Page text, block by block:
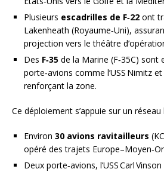
Plusieurs escadrilles de F‑22 ont
Lakenheath (Royaume‑Uni),
projection vers le théâtre
Des F‑35 de la Marine (F‑35C) sont
porte‑avions comme l’USS Nimitz et
renforçant la zone.
Ce déploiement s’appuie sur un
Environ 30 avions ravitailleurs
opéré des trajets
Deux porte‑avions, l’USS Carl